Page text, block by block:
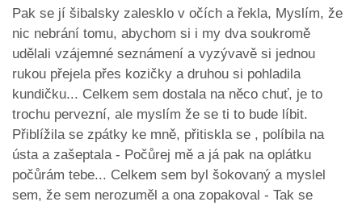
Pak se jí šibalsky zalesklo v očích a řekla, Myslím, že
nic nebrání tomu, abychom si i my dva soukromě
udělali vzájemné seznámení a vyzývavě si jednou
rukou přejela přes kozičky a druhou si pohladila
kundičku... Celkem sem dostala na něco chuť, je to
trochu pervezní, ale myslím že se ti to bude líbit.
Přiblížila se zpátky ke mně, přitiskla se , políbila na
ústa a zašeptala - Počůrej mě a já pak na oplátku
počůrám tebe... Celkem sem byl šokovaný a myslel
sem, že sem nerozuměl a ona zopakoval - Tak se